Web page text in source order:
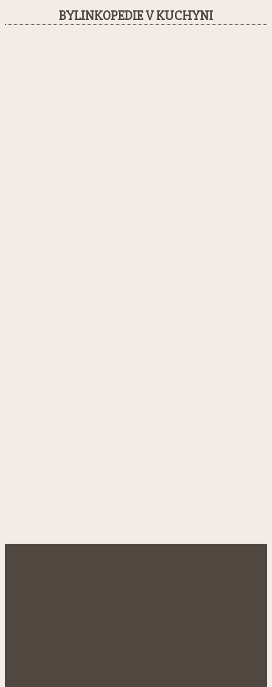
BYLINKOPEDIE V KUCHYNI